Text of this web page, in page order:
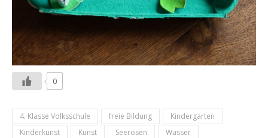
0
4. Klasse Volksschule freie Bildung
Kindergarten
Kinderkunst
Kunst Seerosen Wasser